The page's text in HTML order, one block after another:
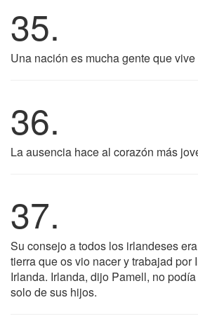
35.
Una nación es mucha gente que
36.
La ausencia hace al corazón más
37.
Su consejo a todos los irlandeses
tierra que os vio nacer y trabajad por
Irlanda. Irlanda, dijo Pamell, no
solo de sus hijos.